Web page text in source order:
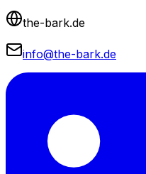
the-bark.de
info@the-bark.de